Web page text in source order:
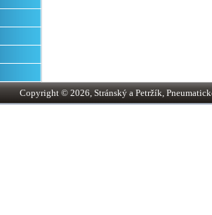
Copyright © 2026, Stránský a Petržík,